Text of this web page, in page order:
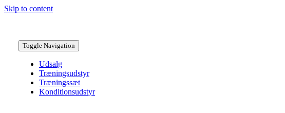
Skip to content
Toggle Navigation
Udsalg
Træningsudstyr
Træningssæt
Konditionsudstyr